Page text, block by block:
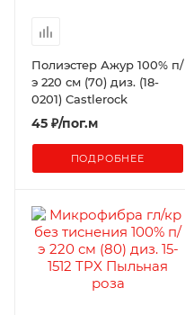
Полиэстер Ажур 100% п/
э 220 см (70) диз. (18-
0201) Castlerock
45 ₽/пог.м
ПОДРОБНЕЕ